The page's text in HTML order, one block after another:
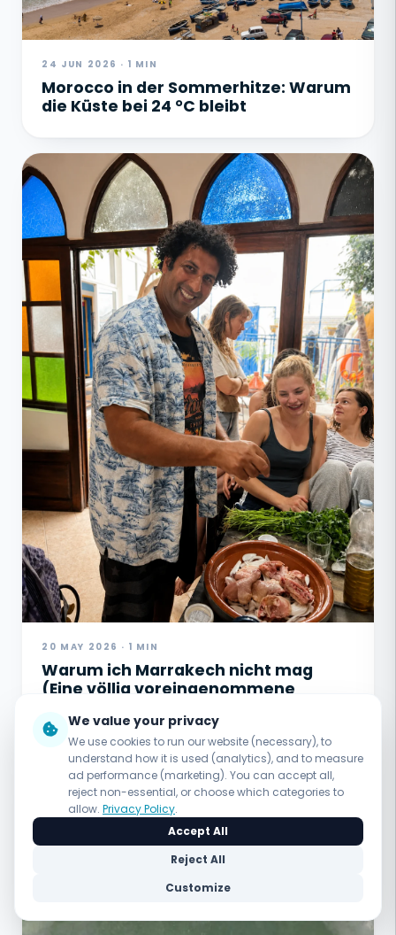
24 JUN 2026 · 1 MIN
Morocco in der Sommerhitze: Warum
die Küste bei 24 °C bleibt
20 MAY 2026 · 1 MIN
Warum ich Marrakech nicht mag
(Eine völlig voreingenommene
We value your privacy
We use cookies to run our website (necessary), to
understand how it is used (analytics), and to measure
ad performance (marketing). You can accept all,
reject non-essential, or choose which categories to
allow. Privacy Policy.
Customize
Reject All
Accept All